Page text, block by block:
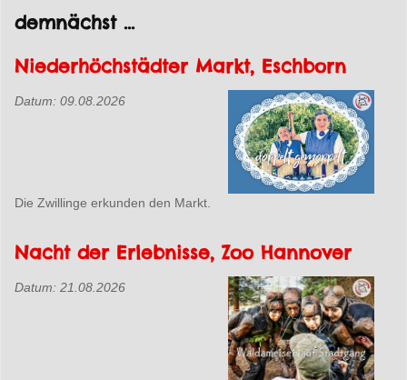
demnächst ...
Niederhöchstädter Markt, Eschborn
Datum: 09.08.2026
Die Zwillinge erkunden den Markt.
Nacht der Erlebnisse, Zoo Hannover
Datum: 21.08.2026